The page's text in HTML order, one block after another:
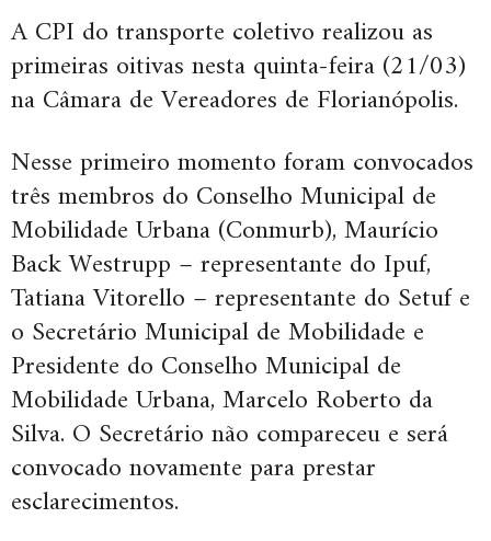
A CPI do transporte coletivo realizou as
primeiras oitivas nesta quinta-feira (21/03)
na Câmara de Vereadores de Florianópolis.
Nesse primeiro momento foram convocados
três membros do Conselho Municipal de
Mobilidade Urbana (Conmurb), Maurício
Back Westrupp – representante do Ipuf,
Tatiana Vitorello – representante do Setuf e
o Secretário Municipal de Mobilidade e
Presidente do Conselho Municipal de
Mobilidade Urbana, Marcelo Roberto da
Silva. O Secretário não compareceu e será
convocado novamente para prestar
esclarecimentos.